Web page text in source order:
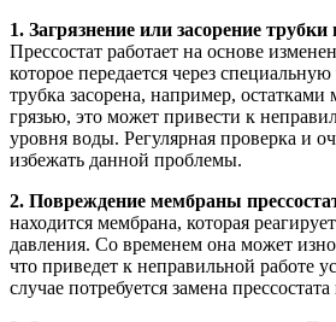
1. Загрязнение или засорение трубки
Прессостат работает на основе
которое передается через
трубка засорена, например,
грязью, это может привести к
уровня воды. Регулярная проверка и
избежать данной проблемы.
2. Повреждение мембраны
находится мембрана, которая
давления. Со временем она может
что приведет к неправильной работе
случае потребуется замена